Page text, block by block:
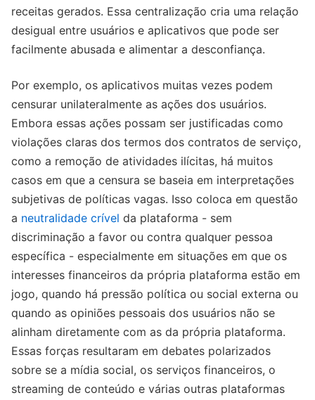
receitas gerados. Essa centralização cria uma relação
desigual entre usuários e aplicativos que pode ser
facilmente abusada e alimentar a desconfiança.
Por exemplo, os aplicativos muitas vezes podem
censurar unilateralmente as ações dos usuários.
Embora essas ações possam ser justificadas como
violações claras dos termos dos contratos de serviço,
como a remoção de atividades ilícitas, há muitos
casos em que a censura se baseia em interpretações
subjetivas de políticas vagas. Isso coloca em questão
a neutralidade crível da plataforma - sem
discriminação a favor ou contra qualquer pessoa
específica - especialmente em situações em que os
interesses financeiros da própria plataforma estão em
jogo, quando há pressão política ou social externa ou
quando as opiniões pessoais dos usuários não se
alinham diretamente com as da própria plataforma.
Essas forças resultaram em debates polarizados
sobre se a mídia social, os serviços financeiros, o
streaming de conteúdo e várias outras plataformas